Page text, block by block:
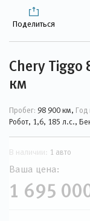
Поделиться
Chery Tiggo
км
Пробег: 98 900 км, Год
Робот, 1,6, 185 л.с.,
В наличии: 1 авто
Ваша цена:
1 695